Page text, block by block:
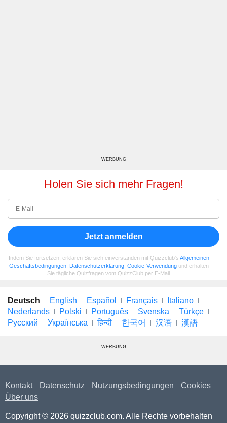
WERBUNG
Holen Sie sich mehr Fragen!
Jetzt anmelden
Indem Sie fortsetzen, erklären Sie sich einverstanden mit Quizzclub's Allgemeinen
Geschäftsbedingungen Datenschutzerklärung Cookie-Verwendung und erhalten
Sie tägliche Quizfragen vom QuizzClub per E-Mail.
Deutsch English Español Français
Italiano
Nederlands
Polski Português Svenska
Türkçe
Русский
Українська हिन्दी 한국어 汉语 漢語
WERBUNG
Kontakt Datenschutz Nutzungsbedingungen
Cookies
Über uns
Copyright © 2026 quizzclub.com. Alle Rechte vorbehalten